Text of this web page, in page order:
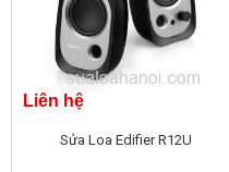
Liên hệ
Sửa Loa Edifier R12U